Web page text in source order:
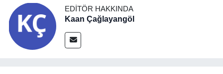
EDITÖR HAKKINDA
Kaan Çağlayangöl